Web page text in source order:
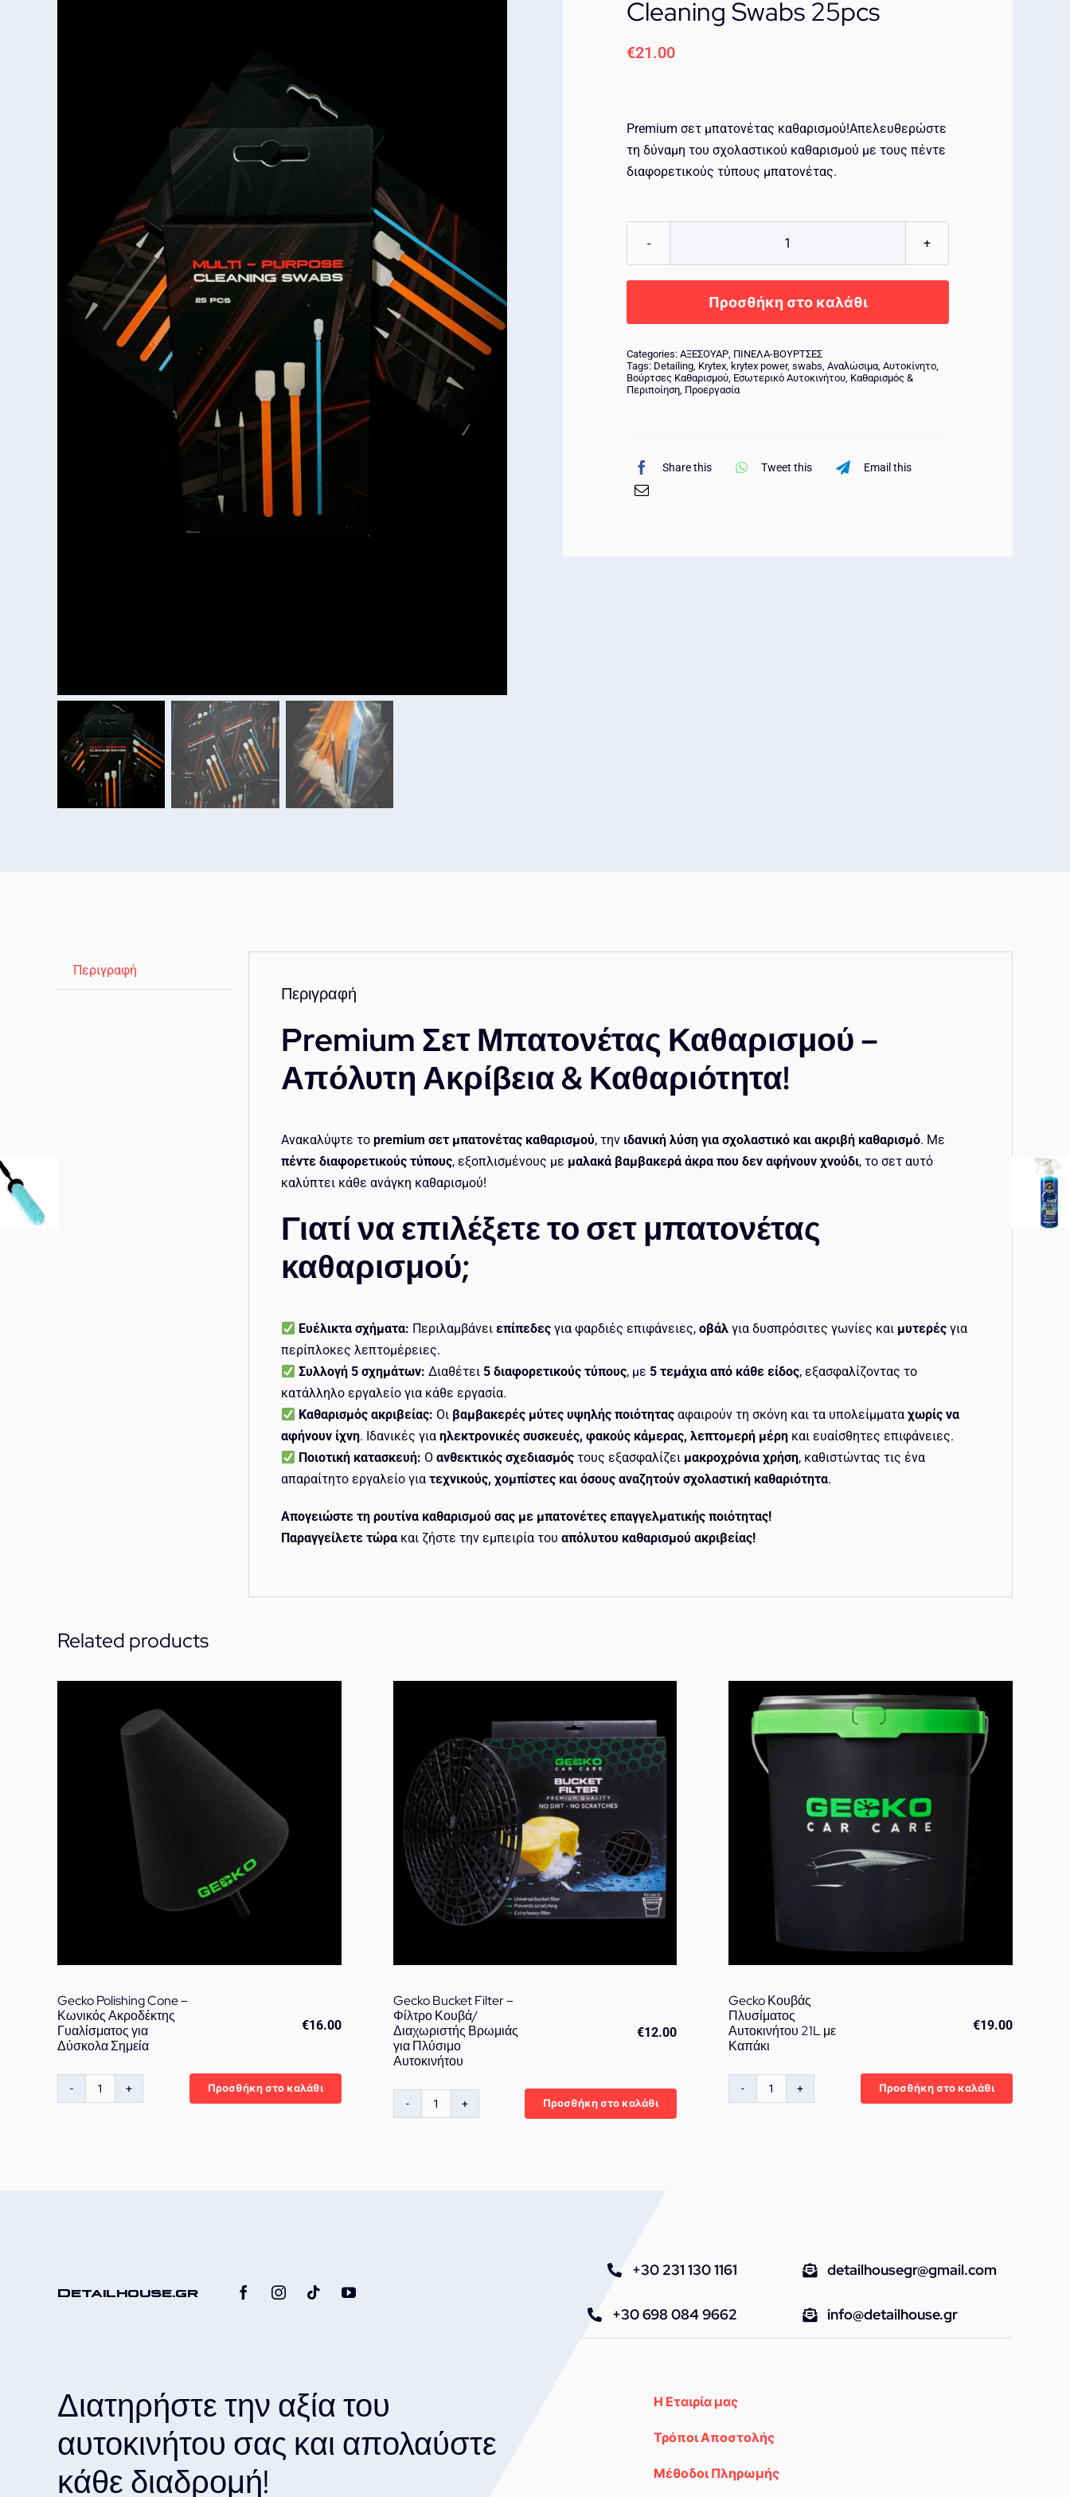
Cleaning Swabs 25pcs
€21.00
Premium σετ μπατονέτας καθαρισμού!Απελευθερώστε
τη δύναμη του σχολαστικού καθαρισμού με τους πέντε
διαφορετικούς τύπους μπατονέτας.
KRYTEX
Purpose
25pcs
ποσότητα
Προσθήκη στο καλάθι
Categories: ΑΞΕΣΟΥΑΡ, ΠΙΝΕΛΑ-ΒΟΥΡΤΣΕΣ
Tags: Detailing, Krytex, krytex power, swabs, Αναλώσιμα, Αυτοκίνητο,
Βούρτσες Καθαρισμού, Εσωτερικό Αυτοκινήτου, Καθαρισμός &
Περιποίηση, Προεργασία
Share this Tweet this Email this
Περιγραφή
Περιγραφή
Premium Σετ Μπατονέτας Καθαρισμού –
Απόλυτη Ακρίβεια & Καθαριότητα!
Ανακαλύψτε το premium σετ μπατονέτας καθαρισμού, την ιδανική λύση για σχολαστικό και ακριβή καθαρισμό. Με
πέντε διαφορετικούς τύπους, εξοπλισμένους με μαλακά βαμβακερά άκρα που δεν αφήνουν χνούδι, το σετ αυτό
καλύπτει κάθε ανάγκη καθαρισμού!
Γιατί να επιλέξετε το σετ μπατονέτας
καθαρισμού;
Ευέλικτα σχήματα: Περιλαμβάνειεπίπεδες για φαρδιές επιφάνειες,οβάλ για δυσπρόσιτες γωνίες και μυτερές για
περίπλοκες λεπτομέρειες.
Συλλογή 5 σχημάτων: Διαθέτει5 διαφορετικούς τύπους, με5 τεμάχια από κάθε είδος, εξασφαλίζοντας το
κατάλληλο εργαλείο για κάθε εργασία.
Καθαρισμός ακριβείας: Οι βαμβακερές μύτες υψηλής ποιότητας αφαιρούν τη σκόνη και τα υπολείμματαχωρίς να
αφήνουν ίχνη. Ιδανικές για ηλεκτρονικές συσκευές, φακούς κάμερας, λεπτομερή μέρηκαι ευαίσθητες επιφάνειες.
Ποιοτική κατασκευή: Οανθεκτικός σχεδιασμός τους εξασφαλίζει μακροχρόνια χρήση, καθιστώντας τις ένα
απαραίτητο εργαλείο για τεχνικούς, χομπίστες και όσους αναζητούν σχολαστική καθαριότητα.
Απογειώστε τη ρουτίνα καθαρισμού σας με μπατονέτες επαγγελματικής ποιότητας!
Παραγγείλετε τώρακαι ζήστε την εμπειρία του απόλυτου καθαρισμού ακριβείας!
Related products
Gecko Polishing Cone –
Κωνικός Ακροδέκτης
Γυαλίσματος για
Δύσκολα Σημεία
€16.00
Gecko
Προσθήκη στο καλάθι
Gecko Bucket Filter –
Φίλτρο Κουβά/
Διαχωριστής Βρωμιάς
για Πλύσιμο
Αυτοκινήτου
€12.00
Gecko
Προσθήκη στο καλάθι
Gecko Κουβάς
Πλυσίματος
Αυτοκινήτου 21L με
Καπάκι
€19.00
Gecko
Προσθήκη στο καλάθι
Detailhouse.gr
+30 231 130 1161
+30 698 084 9662
detailhousegr@gmail.com
info@detailhouse.gr
Διατηρήστε την αξία του
αυτοκινήτου σας και απολαύστε
κάθε διαδρομή!
Η Εταιρία μας
Τρόποι Αποστολής
Μέθοδοι Πληρωμής